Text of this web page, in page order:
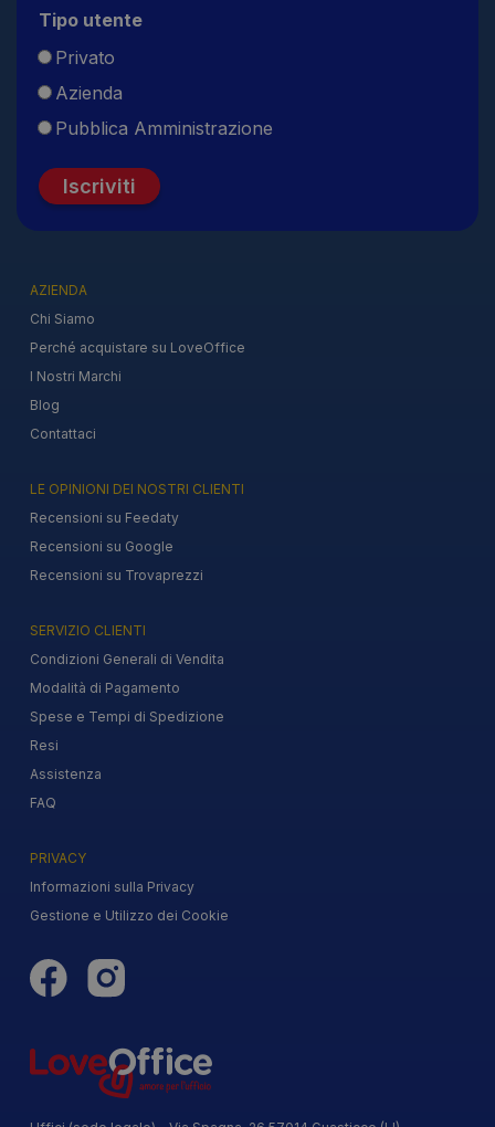
Tipo utente
Privato
Azienda
Pubblica Amministrazione
Iscriviti
AZIENDA
Chi Siamo
Perché acquistare su LoveOffice
I Nostri Marchi
Blog
Contattaci
LE OPINIONI DEI NOSTRI CLIENTI
Recensioni su Feedaty
Recensioni su Google
Recensioni su Trovaprezzi
SERVIZIO CLIENTI
Condizioni Generali di Vendita
Modalità di Pagamento
Spese e Tempi di Spedizione
Resi
Assistenza
FAQ
PRIVACY
Informazioni sulla Privacy
Gestione e Utilizzo dei Cookie